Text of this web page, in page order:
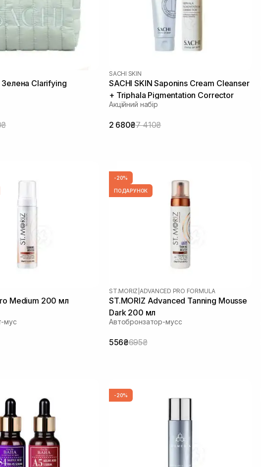
Зелена Clarifying
SACHI SKIN
SACHI SKIN Saponins Cream Cleanser
+ Triphala Pigmentation Corrector
Акційний набір
2 680₴7 410₴
Medium 200 мл
мус
-20%
ПОДАРУНОК
ST.MORIZ ADVANCED PRO FORMULA
ST.MORIZ Advanced Tanning Mousse
Dark 200 мл
Автобронзатор-мусс
556₴695₴
-20%